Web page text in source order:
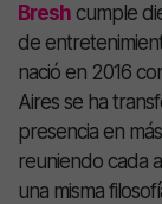
Bresh cumple
de
nació en 2016
Aires se ha
presencia en
reuniendo cada
una misma